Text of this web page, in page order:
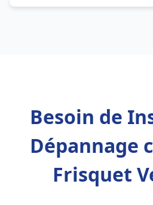
Besoin de
Dépannage
Frisquet